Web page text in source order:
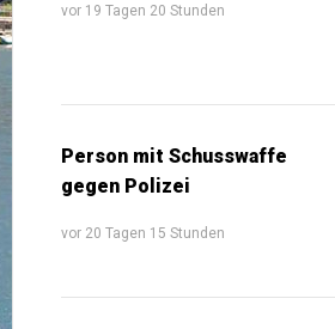
vor 19 Tagen 20 Stunden
Person mit Schusswaffe
gegen Polizei
vor 20 Tagen 15 Stunden